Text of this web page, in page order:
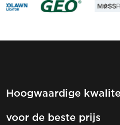
Hoogwaardige
voor de beste prijs